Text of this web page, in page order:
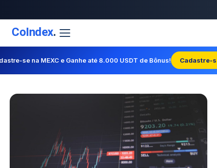
CoIndex.
se na MEXC e Ganhe até 8.000 USDT de Bônus! Cadastre-